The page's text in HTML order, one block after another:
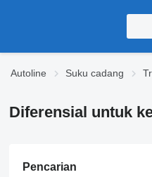
Autoline Suku cadang
Diferensial untuk
Pencarian